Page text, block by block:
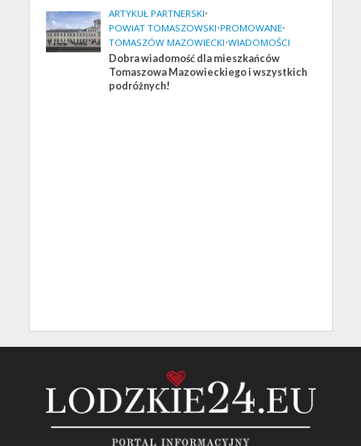
ARTYKUŁ PARTNERSKI•
POWIAT TOMASZOWSKI•PROMOWANE•
TOMASZÓW MAZOWIECKI•WIADOMOŚCI
Dobra wiadomość dla mieszkańców
Tomaszowa Mazowieckiego i wszystkich
podróżnych!